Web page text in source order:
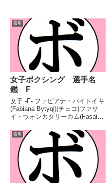
索引
女子ボクシング 選手名
鑑 F
女子 -F- ファビアナ・バイトイキ
(Fabiana Bytyqi)(チェコ)ファサ
イ・ウォンカタリーカム(Fasai
ゥマ・ザリカ(Fatuma Zarika)(ケ
ニヤ)ファトゥマ・ヤジドゥ...
索引